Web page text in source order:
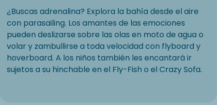
¿Buscas adrenalina? Explora la bahía desde el aire
con parasailing. Los amantes de las emociones
pueden deslizarse sobre las olas en moto de agua o
volar y zambullirse a toda velocidad con flyboard y
hoverboard. A los niños también les encantará ir
sujetos a su hinchable en el Fly-Fish o el Crazy Sofa.